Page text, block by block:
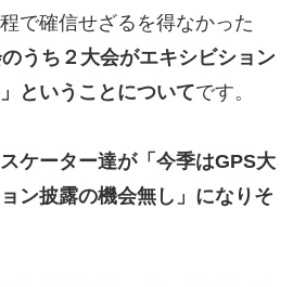
で確信せざるを得なかった
のうち２大会がエキシビション
ということについてです。
ケーター達が「今季はGPS大
ン披露の機会無し」になりそ